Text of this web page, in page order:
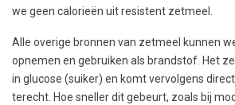
we geen calorieën uit resistent zetmeel.
Alle overige bronnen van zetmeel kunnen
opnemen en gebruiken als brandstof. Het
in glucose (suiker) en komt vervolgens
terecht. Hoe sneller dit gebeurt, zoals bij